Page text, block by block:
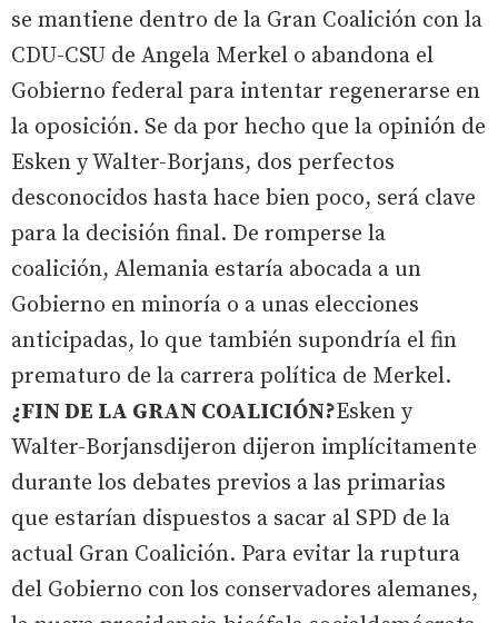
se mantiene dentro de la Gran Coalición con la
CDU-CSU de Angela Merkel o abandona el
Gobierno federal para intentar regenerarse en
la oposición. Se da por hecho que la opinión de
Esken y Walter-Borjans, dos perfectos
desconocidos hasta hace bien poco, será clave
para la decisión final. De romperse la
coalición, Alemania estaría abocada a un
Gobierno en minoría o a unas elecciones
anticipadas, lo que también supondría el fin
prematuro de la carrera política de Merkel.
¿FIN DE LA GRAN COALICIÓN?Esken y
Walter-Borjansdijeron dijeron implícitamente
durante los debates previos a las primarias
que estarían dispuestos a sacar al SPD de la
actual Gran Coalición. Para evitar la ruptura
del Gobierno con los conservadores alemanes,